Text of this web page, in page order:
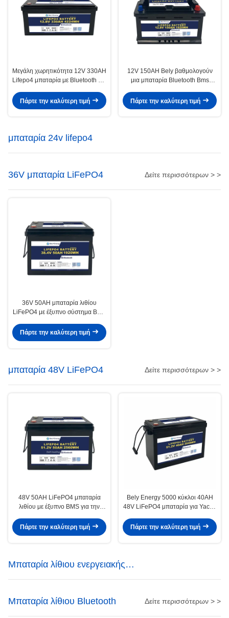
Μεγάλη χωρητικότητα 12V 330AH
Lifepo4 μπαταρία με Bluetooth και
Πάρτε την καλύτερη τιμή
12V 150AH Bely βαθμολογούν
μια μπαταρία Bluetooth Bms
δίκυκλων
Πάρτε την καλύτερη τιμή
μπαταρία 24v lifepo4
36V μπαταρία LiFePO4 Δείτε περισσότερων > >
36V 50AH μπαταρία λιθίου
LiFePO4 με έξυπνο σύστημα BMS
θάλασσα/στο πλοίο
Πάρτε την καλύτερη τιμή
μπαταρία 48V LiFePO4 Δείτε περισσότερων > >
48V 50AH LiFePO4 μπαταρία
λιθίου με έξυπνο BMS για την
θαλάσσιων πλοίων
Πάρτε την καλύτερη τιμή
Bely Energy 5000 κύκλοι 40AH
48V LiFePO4 μπαταρία για Yachit
Πάρτε την καλύτερη τιμή
Μπαταρία λίθιου ενεργειακής
αποθήκευσης
Μπαταρία λίθιου Bluetooth
Δείτε περισσότερων > >